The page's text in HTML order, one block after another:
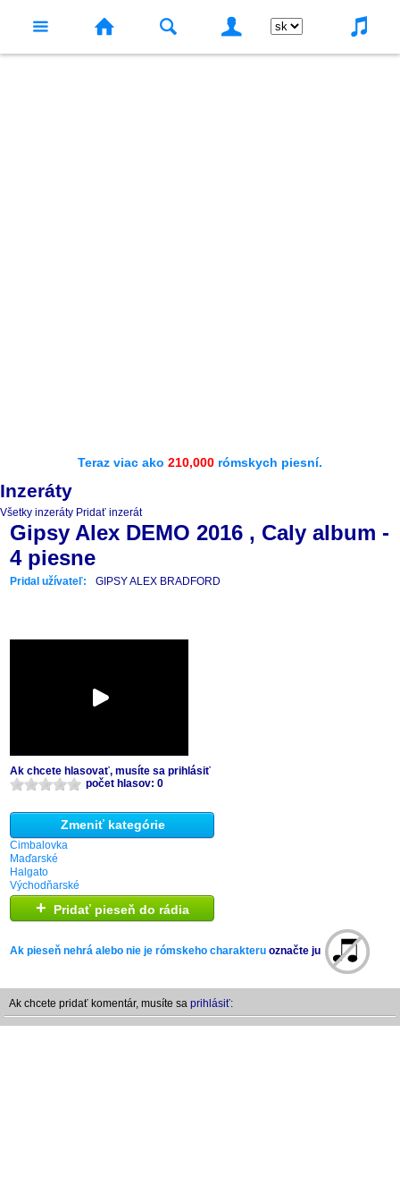
Teraz viac ako 210,000 rómskych piesní.
Inzeráty
Všetky inzeráty Pridať inzerát
Gipsy Alex DEMO 2016 , Caly album -
4 piesne
Pridal užívateľ: GIPSY ALEX BRADFORD
Ak chcete hlasovať, musíte sa prihlásiť
počet hlasov: 0
Zmeniť kategórie
Cimbalovka
Maďarské
Halgato
Východňarské
+ Pridať pieseň do rádia
Ak pieseň nehrá alebo nie je rómskeho charakteru označte ju
Ak chcete pridať komentár, musíte sa prihlásiť: